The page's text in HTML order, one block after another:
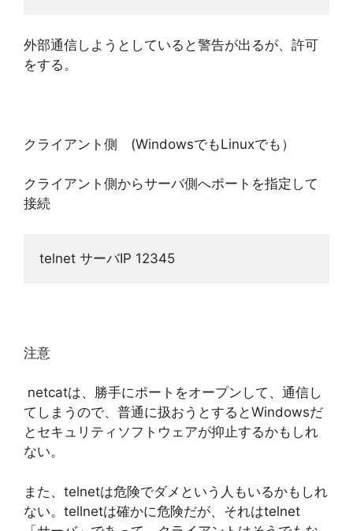
外部通信しようとしていると警告が出るが、許可
をする。
クライアント側 (WindowsでもLinuxでも）
クライアント側からサーバ側へポートを指定して
接続
telnet サーバIP 12345
注意
netcatは、勝手にポートをオープンして、通信し
てしまうので、普通に扱おうとするとWindowsだ
とセキュリティソフトウェアが抑止するかもしれ
ない。
また、telnetは危険でダメという人もいるかもしれ
ない。tellnetは確かに危険だが、それはtelnet